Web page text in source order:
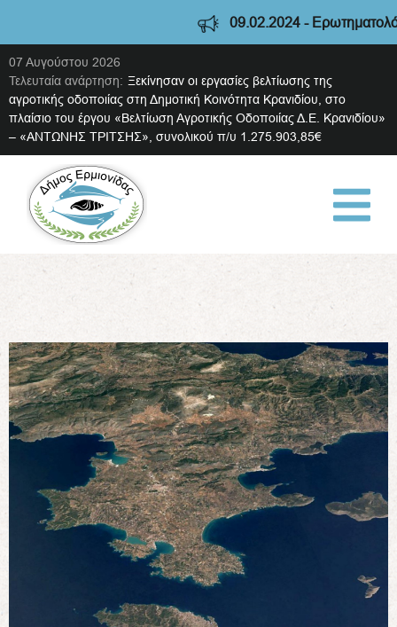
09.02.2024 -
07 Αυγούστου 2026
Τελευταία ανάρτηση: Ξεκίνησαν οι εργασίες βελτίωσης της
αγροτικής οδοποιίας στη Δημοτική Κοινότητα Κρανιδίου, στο
πλαίσιο του έργου «Βελτίωση Αγροτικής Οδοποιίας Δ.Ε. Κρανιδίου»
– «ΑΝΤΩΝΗΣ ΤΡΙΤΣΗΣ», συνολικού π/υ 1.275.903,85€